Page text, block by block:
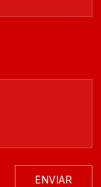
ENVIAR